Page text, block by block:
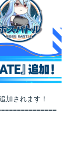
加されます！